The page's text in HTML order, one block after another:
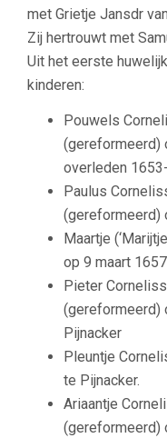
met Grietje Jansdr
Zij hertrouwt met
Uit het eerste
kinderen:
Pouwels
(gereformeerd)
overleden
Paulus
(gereformeerd)
Maartje
op 9 maart
Pieter
(gereformeerd)
Pijnacker
Pleuntje
te Pijnacker.
Ariaantje
(gereformeerd)